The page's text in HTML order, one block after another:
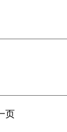
页